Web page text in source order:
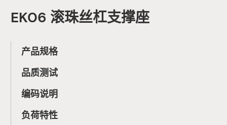
EK06 滚珠丝杠支撑座
产品规格
品质测试
编码说明
负荷特性